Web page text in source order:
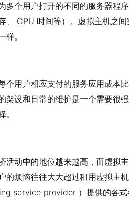
多个用户打开的不同的服务器程
、 CPU 时间等）。虚拟主机之
。
个用户相应支付的服务应用成本
架设和日常的维护是一个需要很
活动中的地位越来越高，而虚拟
的烦恼往往大大超过租用虚拟主
service provider ）提供的各